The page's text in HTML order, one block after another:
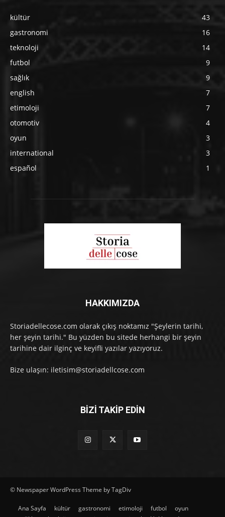
kültür
43
gastronomi
16
teknoloji
14
futbol
9
sağlık
9
english
7
etimoloji
7
otomotiv
4
oyun
3
international
3
español
1
HAKKIMIZDA
Storiadellecose.com olarak çıkış noktamız "Şeylerin tarihi,
her şeyin tarihi." Bu yüzden bu sitede herhangi bir şeyin
tarihine dair ilginç ve keyifli yazılar yazıyoruz.
Bize ulaşın: iletisim@storiadellcose.com
BİZİ TAKİP EDİN
© Newspaper WordPress Theme by TagDiv
Ana Sayfa kültür gastronomi etimoloji futbol
oyun